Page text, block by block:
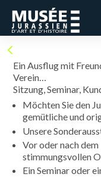
Ein Ausflug mit
Verein…
Sitzung, Seminar,
Möchten Sie den
gemütliche und
Unsere
Vor oder nach
stimmungsvollen
Ein Seminar oder